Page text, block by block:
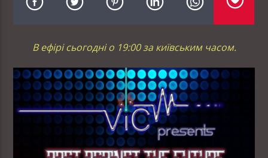
В ефірі сьогодні о 19:00 за київським часом.